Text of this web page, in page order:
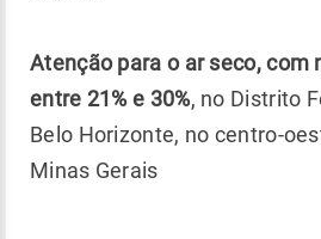
Atenção para o ar seco, com
entre 21% e 30%, no Distrito
Belo Horizonte, no centro-
Minas Gerais